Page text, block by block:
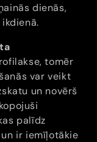
dienās,
tomēr
var veikt
un novērš
palīdz
ir iemīļotākie